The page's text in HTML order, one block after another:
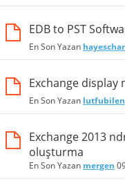
EDB to PST
En Son Yazan
Exchange display
En Son Yazan lutfubilen
Exchange 2013
oluşturma
En Son Yazan mergen